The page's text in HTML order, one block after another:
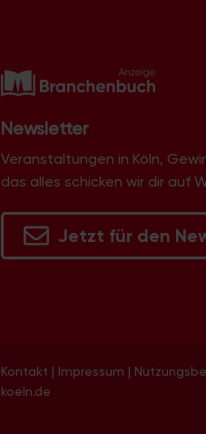
a
i
o
n
Newsletter
Veranstaltungen in Köln,
das alles schicken wir dir auf
Jetzt für den
Kontakt | Impressum |
koeln.de